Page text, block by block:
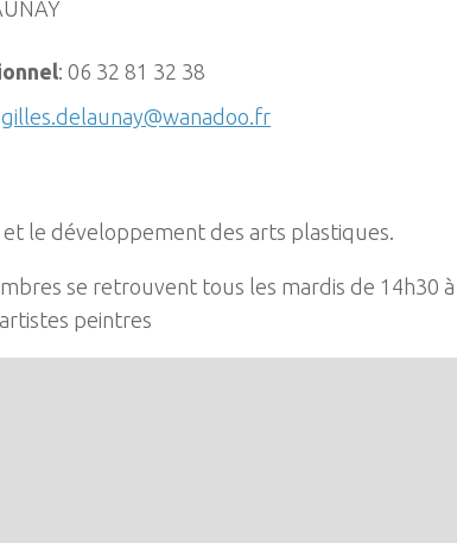
: 06 32 81 32 38
gilles.delaunay@wanadoo.fr
le développement des arts plastiques.
se retrouvent tous les mardis de 14h30
peintres